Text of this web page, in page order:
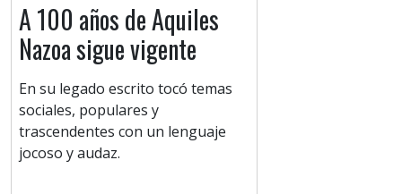
A 100 años de Aquiles
Nazoa sigue vigente
En su legado escrito tocó temas
sociales, populares y
trascendentes con un lenguaje
jocoso y audaz.